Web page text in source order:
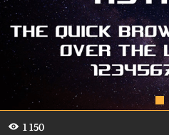
1 150